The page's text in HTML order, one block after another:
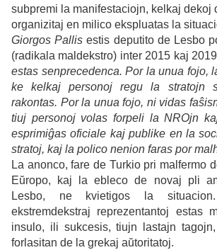
subpremi la manifestaciojn, kelkaj dekoj
organizitaj en milico ekspluatas la
Giorgos Pallis estis deputito de Lesbo
(radikala maldekstro) inter 2015 kaj
estas senprecedenca. Por la unua fojo,
ke kelkaj personoj regu la stratojn
rakontas. Por la unua fojo, ni vidas
tiuj personoj volas forpeli la NROjn
esprimiĝas oficiale kaj publike en la
stratoj, kaj la polico nenion faras por
La anonco, fare de Turkio pri malfermo
Eŭropo, kaj la ebleco de novaj pli
Lesbo, ne kvietigos la
ekstremdekstraj reprezentantoj estas
insulo, ili sukcesis, tiujn lastajn
forlasitan de la grekaj aŭtoritatoj.